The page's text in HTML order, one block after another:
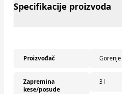
Specifikacije proizvoda
Proizvođač Gorenje
Zapremina
kese/posude
3 l